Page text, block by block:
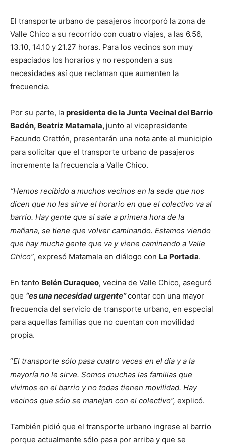
El transporte urbano de pasajeros incorporó la zona de
Valle Chico a su recorrido con cuatro viajes, a las 6.56,
13.10, 14.10 y 21.27 horas. Para los vecinos son muy
espaciados los horarios y no responden a sus
necesidades así que reclaman que aumenten la
frecuencia.
Por su parte, la presidenta de la Junta Vecinal del Barrio
Badén, Beatriz Matamala, junto al vicepresidente
Facundo Crettón, presentarán una nota ante el municipio
para solicitar que el transporte urbano de pasajeros
incremente la frecuencia a Valle Chico.
“Hemos recibido a muchos vecinos en la sede que nos
dicen que no les sirve el horario en que el colectivo va al
barrio. Hay gente que si sale a primera hora de la
mañana, se tiene que volver caminando. Estamos viendo
que hay mucha gente que va y viene caminando a Valle
Chico”, expresó Matamala en diálogo con La Portada.
En tanto Belén Curaqueo, vecina de Valle Chico, aseguró
que “es una necesidad urgente”contar con una mayor
frecuencia del servicio de transporte urbano, en especial
para aquellas familias que no cuentan con movilidad
propia.
“El transporte sólo pasa cuatro veces en el día y a la
mayoría no le sirve. Somos muchas las familias que
vivimos en el barrio y no todas tienen movilidad. Hay
vecinos que sólo se manejan con el colectivo”, explicó.
También pidió que el transporte urbano ingrese al barrio
porque actualmente sólo pasa por arriba y que se